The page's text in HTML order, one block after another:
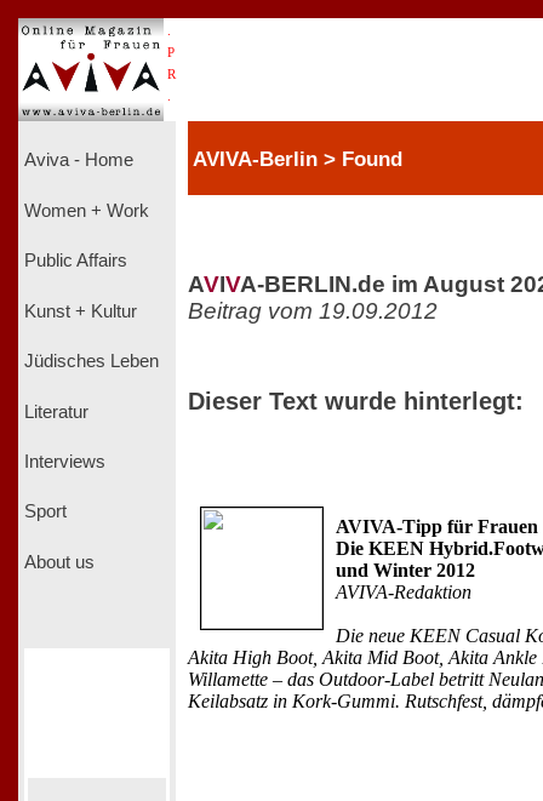
P
R
Aviva - Home
Women + Work
Public Affairs
Kunst + Kultur
Jüdisches Leben
Literatur
Interviews
Sport
About us
AVIVA-Berlin > Found
AVIVA-BERLIN.de im August
Beitrag vom 19.09.2012
Dieser Text wurde hinterlegt:
AVIVA-Tipp für Frauen
Die KEEN
und Winter 2012
AVIVA-Redaktion
Die neue KEEN Casual
Akita High Boot, Akita Mid Boot, Akita Ankle
Willamette – das Outdoor-Label betritt
Keilabsatz in Kork-Gummi. Rutschfest,